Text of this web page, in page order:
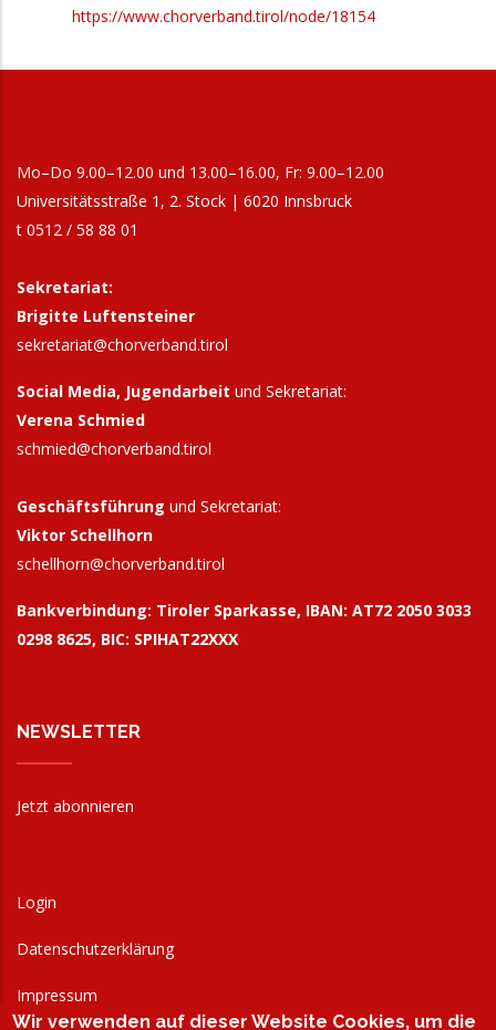
https://www.chorverband.tirol/node/18154
Mo–Do 9.00–12.00 und 13.00–16.00, Fr: 9.00–12.00
Universitätsstraße 1, 2. Stock | 6020 Innsbruck
t 0512 / 58 88 01
Sekretariat:
Brigitte Luftensteiner
sekretariat@chorverband.tirol
Social Media, Jugendarbeit und Sekretariat:
Verena Schmied
schmied@chorverband.tirol
Geschäftsführung und Sekretariat:
Viktor Schellhorn
schellhorn@chorverband.tirol
Bankverbindung: Tiroler Sparkasse, IBAN: AT72 2050 3033
0298 8625, BIC: SPIHAT22XXX
NEWSLETTER
Jetzt abonnieren
Login
Datenschutzerklärung
Impressum
Wir verwenden auf dieser Website Cookies, um die